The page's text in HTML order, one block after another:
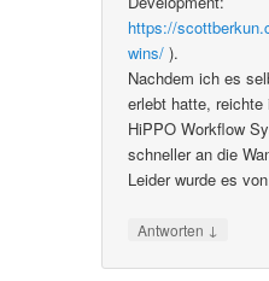
https://
wins/ ).
Nachdem ich es
erlebt hatte,
HiPPO Workflow
schneller an die
Leider wurde es
Antworten ↓